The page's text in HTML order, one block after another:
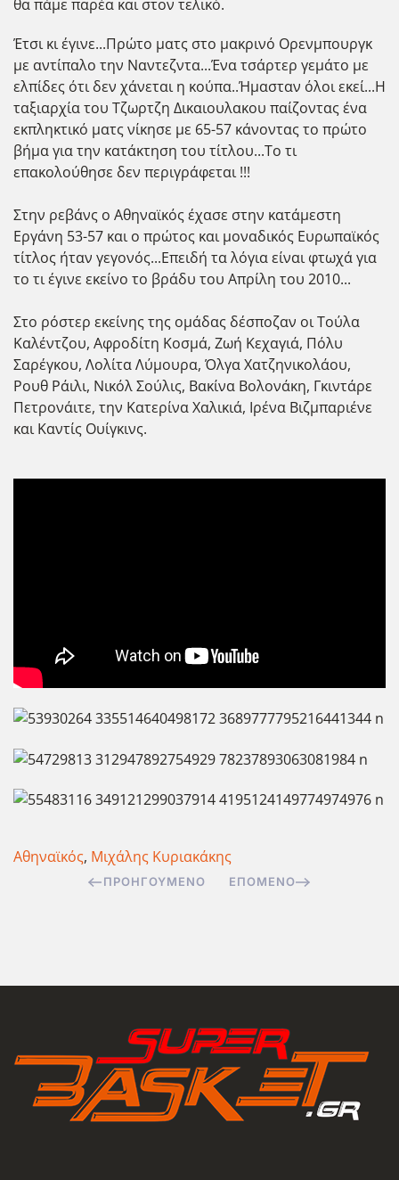
θα πάμε παρέα και στον τελικό.
Έτσι κι έγινε...Πρώτο ματς στο μακρινό Ορενμπουργκ
με αντίπαλο την Ναντεζντα...Ένα τσάρτερ γεμάτο με
ελπίδες ότι δεν χάνεται η κούπα..Ήμασταν όλοι εκεί...Η
ταξιαρχία του Τζωρτζη Δικαιουλακου παίζοντας ένα
εκπληκτικό ματς νίκησε με 65-57 κάνοντας το πρώτο
βήμα για την κατάκτηση του τίτλου...Το τι
επακολούθησε δεν περιγράφεται !!!
Στην ρεβάνς ο Αθηναϊκός έχασε στην κατάμεστη
Εργάνη 53-57 και ο πρώτος και μοναδικός Ευρωπαϊκός
τίτλος ήταν γεγονός...Επειδή τα λόγια είναι φτωχά για
το τι έγινε εκείνο το βράδυ του Απρίλη του 2010...
Στο ρόστερ εκείνης της ομάδας δέσποζαν οι Τούλα
Καλέντζου, Αφροδίτη Κοσμά, Ζωή Κεχαγιά, Πόλυ
Σαρέγκου, Λολίτα Λύμουρα, Όλγα Χατζηνικολάου,
Ρουθ Ράιλι, Νικόλ Σούλις, Βακίνα Βολονάκη, Γκιντάρε
Πετρονάιτε, την Κατερίνα Χαλικιά, Ιρένα Βιζμπαριένε
και Καντίς Ουίγκινς.
Αθηναϊκός, Μιχάλης Κυριακάκης
ΠΡΟΗΓΟΎΜΕΝΟ ΕΠΌΜΕΝΟ